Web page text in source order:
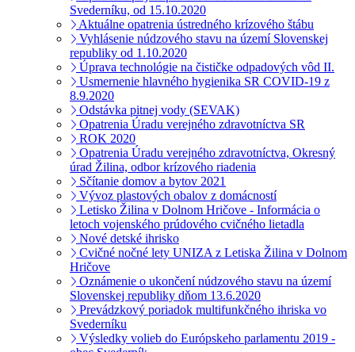
Svederníku, od 15.10.2020
Aktuálne opatrenia ústredného krízového štábu
Vyhlásenie núdzového stavu na území Slovenskej
republiky od 1.10.2020
Úprava technológie na čističke odpadových vôd II.
Usmernenie hlavného hygienika SR COVID-19 z
8.9.2020
Odstávka pitnej vody (SEVAK)
Opatrenia Úradu verejného zdravotníctva SR
ROK 2020
Opatrenia Úradu verejného zdravotníctva, Okresný
úrad Žilina, odbor krízového riadenia
Sčítanie domov a bytov 2021
Vývoz plastových obalov z domácností
Letisko Žilina v Dolnom Hričove - Informácia o
letoch vojenského prúdového cvičného lietadla
Nové detské ihrisko
Cvičné nočné lety UNIZA z Letiska Žilina v Dolnom
Hričove
Oznámenie o ukončení núdzového stavu na území
Slovenskej republiky dňom 13.6.2020
Prevádzkový poriadok multifunkčného ihriska vo
Svederníku
Výsledky volieb do Európskeho parlamentu 2019 -